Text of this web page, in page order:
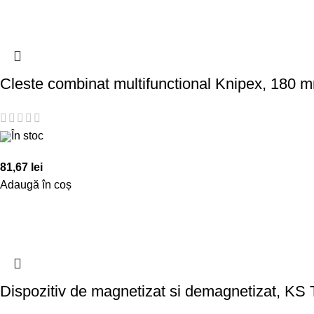
Cleste combinat multifunctional Knipex, 180
În stoc
81,67 lei
Adaugă în coș
Dispozitiv de magnetizat si demagnetizat, KS